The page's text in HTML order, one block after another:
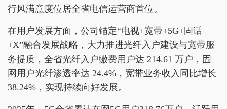
行风满意度位居全省电信运营商首位。
在用户发展方面，公司锚定“电视+宽带+5G+固话
+X”融合发展战略，大力推进光纤入户建设与宽带服
务提质，全省光纤入户缴费用户达 214.61 万户，固
网用户光纤渗透率达 24.4%，宽带业务收入同比增长
38.24%，实现持续向好发展。